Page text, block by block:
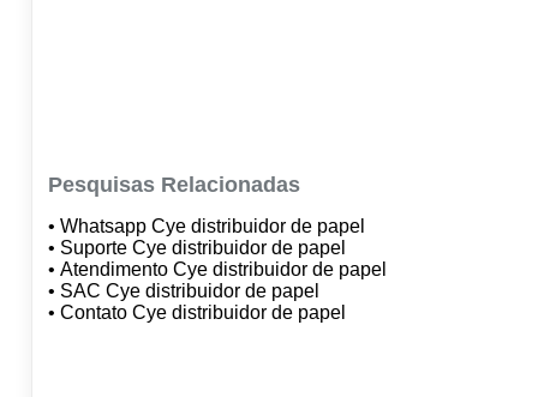
Pesquisas Relacionadas
• Whatsapp Cye distribuidor de papel
• Suporte Cye distribuidor de papel
• Atendimento Cye distribuidor de papel
• SAC Cye distribuidor de papel
• Contato Cye distribuidor de papel